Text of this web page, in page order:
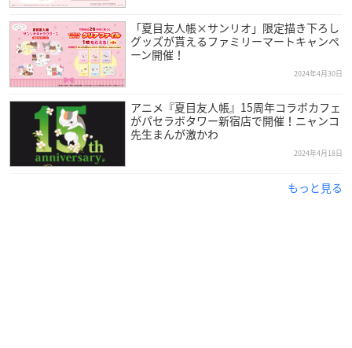
「夏目友人帳×サンリオ」限定描き下ろし
グッズが貰えるファミリーマートキャンペ
ーン開催！
2024年4月30日
アニメ『夏目友人帳』15周年コラボカフェ
がパセラボタワー新宿店で開催！ニャンコ
先生まんが激かわ
2024年4月18日
もっと見る